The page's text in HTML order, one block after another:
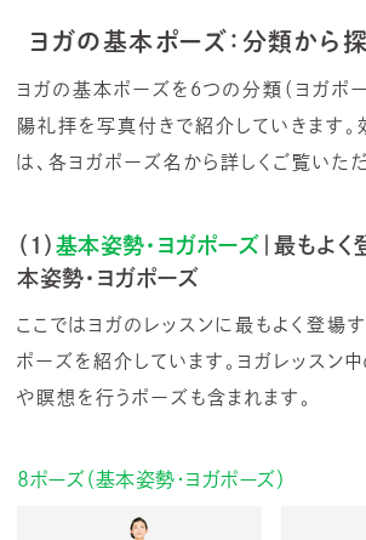
ヨガの基本ポーズ：分類から
ヨガの基本ポーズを6つの分類（ヨガポ
陽礼拝を写真付きで紹介していきます
は、各ヨガポーズ名から詳しくご覧いただ
（1） 基本姿勢・ヨガポーズ ｜最もよ
本姿勢・ヨガポーズ
ここではヨガのレッスンに最もよく登場
ポーズを紹介しています。ヨガレッスン
や瞑想を行うポーズも含まれます。
8ポーズ（基本姿勢・ヨガポーズ）